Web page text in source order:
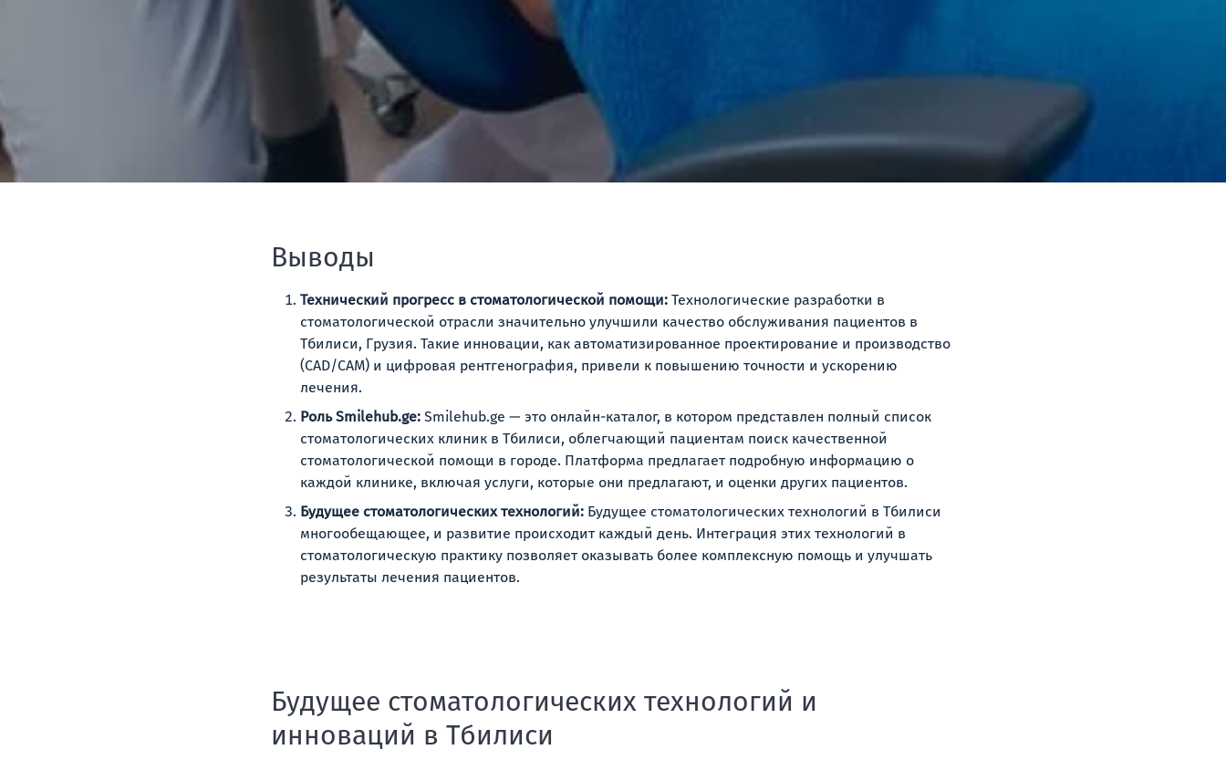
Выводы
Технический прогресс в стоматологической помощи: Технологические разработки в
стоматологической отрасли значительно улучшили качество обслуживания пациентов в
Тбилиси, Грузия. Такие инновации, как автоматизированное проектирование и производство
(CAD/CAM) и цифровая рентгенография, привели к повышению точности и ускорению
лечения.
Роль Smilehub.ge: Smilehub.ge — это онлайн-каталог, в котором представлен полный список
стоматологических клиник в Тбилиси, облегчающий пациентам поиск качественной
стоматологической помощи в городе. Платформа предлагает подробную информацию о
каждой клинике, включая услуги, которые они предлагают, и оценки других пациентов.
Будущее стоматологических технологий: Будущее стоматологических технологий в Тбилиси
многообещающее, и развитие происходит каждый день. Интеграция этих технологий в
стоматологическую практику позволяет оказывать более комплексную помощь и улучшать
результаты лечения пациентов.
Будущее стоматологических технологий и
инноваций в Тбилиси